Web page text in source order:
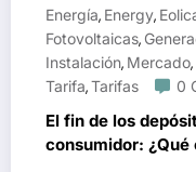
Energía, Energy,
Fotovoltaicas,
Instalación, Mercado,
Tarifa,Tarifas 0
El fin de los
consumidor: ¿Qué